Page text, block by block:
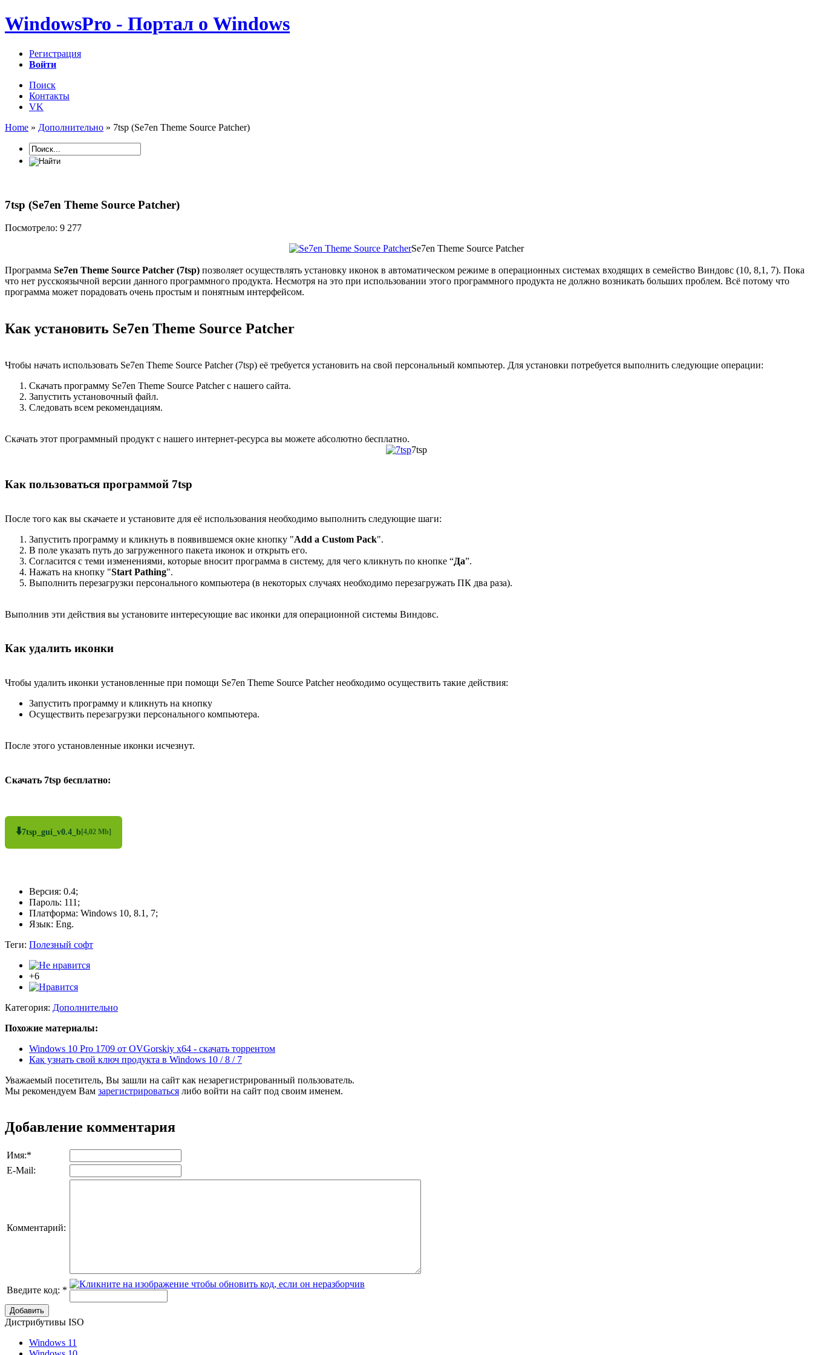
WindowsPro - Портал о Windows
Регистрация
Войти
Поиск
Контакты
VK
Home » Дополнительно » 7tsp (Se7en Theme Source Patcher)
7tsp (Se7en Theme Source Patcher)
Посмотрело: 9 277
Se7en Theme Source Patcher
Программа Se7en Theme Source Patcher (7tsp) позволяет осуществлять установку иконок в автоматическом режиме в операционных системах входящих в семейство Виндовс (10, 8,1, 7). Пока
что нет русскоязычной версии данного программного продукта. Несмотря на это при использовании этого программного продукта не должно возникать больших проблем. Всё потому что
программа может порадовать очень простым и понятным интерфейсом.
Как установить Se7en Theme Source Patcher
Чтобы начать использовать Se7en Theme Source Patcher (7tsp) её требуется установить на свой персональный компьютер. Для установки потребуется выполнить следующие операции:
Скачать программу Se7en Theme Source Patcher с нашего сайта.
Запустить установочный файл.
Следовать всем рекомендациям.
Скачать этот программный продукт с нашего интернет-ресурса вы можете абсолютно бесплатно.
7tsp
Как пользоваться программой 7tsp
После того как вы скачаете и установите для её использования необходимо выполнить следующие шаги:
Запустить программу и кликнуть в появившемся окне кнопку "Add a Custom Pack".
В поле указать путь до загруженного пакета иконок и открыть его.
Согласится с теми изменениями, которые вносит программа в систему, для чего кликнуть по кнопке “Да”.
Нажать на кнопку "Start Pathing".
Выполнить перезагрузки персонального компьютера (в некоторых случаях необходимо перезагружать ПК два раза).
Выполнив эти действия вы установите интересующие вас иконки для операционной системы Виндовс.
Как удалить иконки
Чтобы удалить иконки установленные при помощи Se7en Theme Source Patcher необходимо осуществить такие действия:
Запустить программу и кликнуть на кнопку
Осуществить перезагрузки персонального компьютера.
После этого установленные иконки исчезнут.
Скачать 7tsp бесплатно:
⬇️7tsp_gui_v0.4_b [4,02 Mb]
Версия: 0.4;
Пароль: 111;
Платформа: Windows 10, 8.1, 7;
Язык: Eng.
Теги: Полезный софт
+6
Категория: Дополнительно
Похожие материалы:
Windows 10 Pro 1709 от OVGorskiy x64 - скачать торрентом
Как узнать свой ключ продукта в Windows 10 / 8 / 7
Уважаемый посетитель, Вы зашли на сайт как незарегистрированный пользователь.
Мы рекомендуем Вам зарегистрироваться либо войти на сайт под своим именем.
Добавление комментария
Имя:*
E-Mail:
Комментарий:
Введите код: *
Добавить
Дистрибутивы ISO
Windows 11